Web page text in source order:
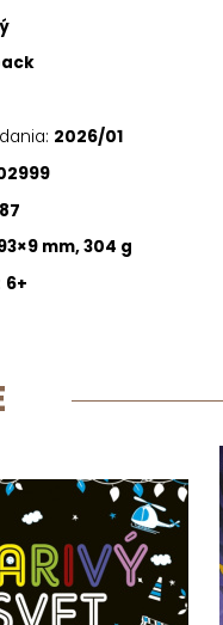
2026/01
mm, 304 g
6+